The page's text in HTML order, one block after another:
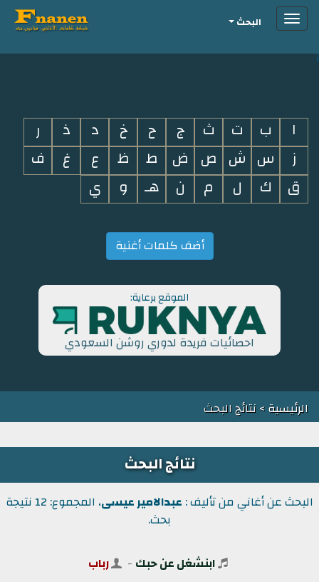
i
Toggleالبحث
ا ب ت ث ج ح خ د ذ
ر
ز
س ش ص ض ط ظ ع غ
ف
ق
ك ل م ن هـ و ي
أضف كلمات أغنية
الموقع برعاية:
احصائيات فريدة لدوري روشن السعودي
الرئيسية> نتائج البحث
نتائج البحث
البحث عن أغاني من تأليف : عبدالامير عيسى
، المجموع: 12 نتيجة
بحث.
ابنشغل عن حبك - رباب